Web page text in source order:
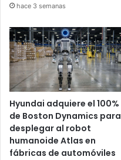
hace 3 semanas
Hyundai adquiere el 100%
de Boston Dynamics para
desplegar al robot
humanoide Atlas en
fábricas de automóviles